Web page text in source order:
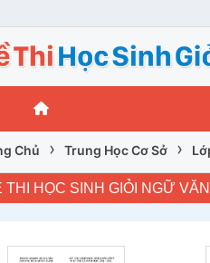
Chủ › Trung Học Cơ Sở ›
THI HỌC SINH GIỎI NGỮ